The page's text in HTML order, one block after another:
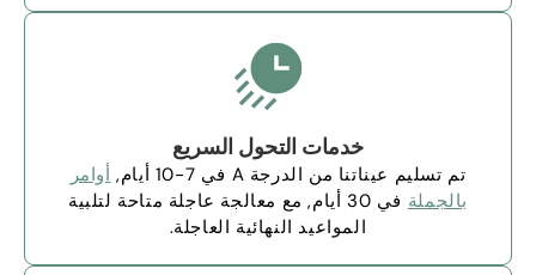
خدمات التحول السريع
تم تسليم عيناتنا من الدرجة A في 7-10 أيام,
أوامر
بالجملة
في 30 أيام, مع معالجة عاجلة متاحة لتلبية
المواعيد النهائية العاجلة.